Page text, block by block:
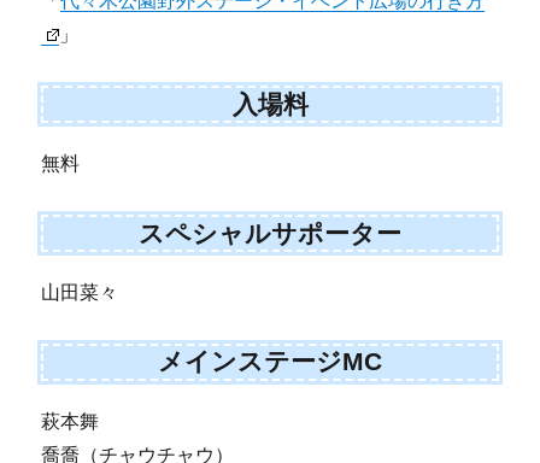
」
入場料
無料
スペシャルサポーター
山田菜々
メインステージMC
萩本舞
喬喬（チャウチャウ）